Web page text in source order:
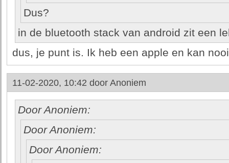
Dus?
in de bluetooth stack van android zit een
dus, je punt is. Ik heb een apple en kan
11-02-2020, 10:42 door Anoniem
Door Anoniem:
Door Anoniem:
Door Anoniem: